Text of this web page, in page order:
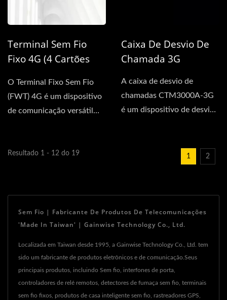
Terminal Sem Fio
Fixo 4G (4 Cartões
O Terminal Fixo Sem Fio
(FWT) 4G é um dispositivo
de comunicação versátil
Caixa De Desvio De
Chamada 3G
A caixa de desvio de
chamadas CTM3000A-3G
é um dispositivo de desvio
Resultado 1 - 12 do 19 1 2
Sem Fio | Fabricante De Produtos De Telecomunicações
'Made In Taiwan' | Gainwise Technology Co., Ltd.
Localizada em Taiwan desde 1995, a Gainwise Technology Co., Ltd. tem
sido um fabricante de produtos eletrônicos e de comunicação.Seus
principais produtos, incluindo Sem fio, interfones de porta,
controladores de relé remotos, detectores de fumaça sem fio, terminais
sem fio fixos, produtos de casa inteligente sem fio, rastreadores GPS,